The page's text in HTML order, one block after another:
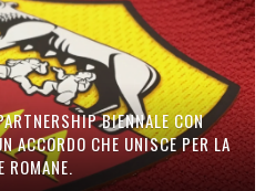
BIENNALE CON
ACCORDO CHE UNISCE PER LA
ROMANE.